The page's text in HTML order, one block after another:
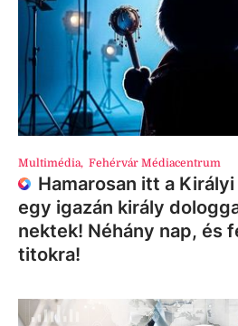
Multimédia, Fehérvár Médiacentrum
Hamarosan itt a
egy igazán király
nektek! Néhány nap, és
titokra!